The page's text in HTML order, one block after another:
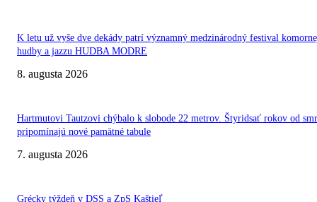
K letu už vyše dve dekády patrí významný medzinárodný festival
hudby a jazzu HUDBA MODRE
8. augusta 2026
Hartmutovi Tautzovi chýbalo k slobode 22 metrov. Štyridsať rokov od
pripomínajú nové pamätné tabule
7. augusta 2026
Grécky týždeň v DSS a ZpS Kaštieľ